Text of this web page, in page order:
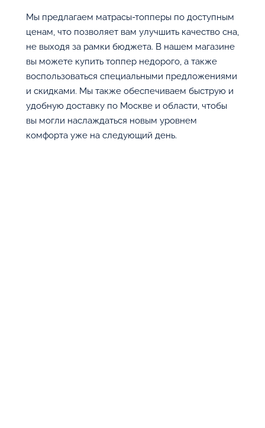
Мы предлагаем матрасы-топперы по доступным
ценам, что позволяет вам улучшить качество сна,
не выходя за рамки бюджета. В нашем магазине
вы можете купить топпер недорого, а также
воспользоваться специальными предложениями
и скидками. Мы также обеспечиваем быструю и
удобную доставку по Москве и области, чтобы
вы могли наслаждаться новым уровнем
комфорта уже на следующий день.